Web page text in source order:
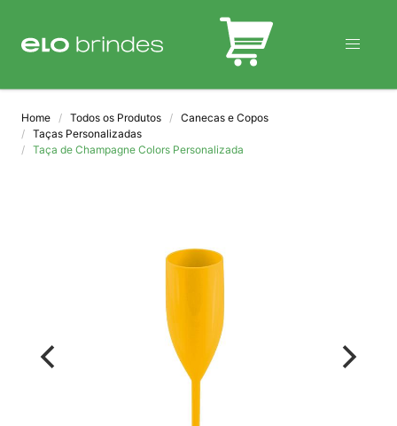
BLOG
Home Todos os Produtos
Canecas e Copos
Taças Personalizadas
Taça de Champagne Colors Personalizada